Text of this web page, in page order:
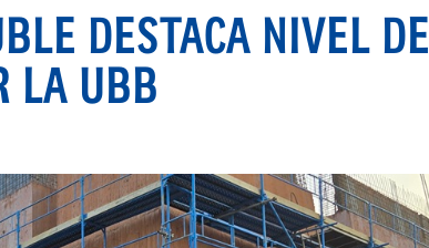
DESTACA NIVEL DE
LA UBB